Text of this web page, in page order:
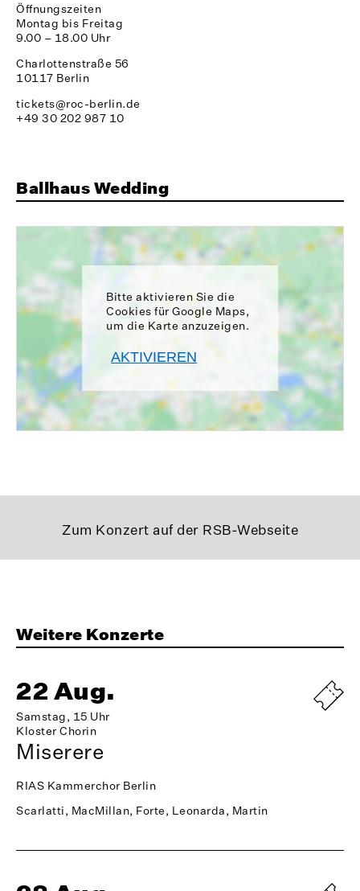
Öffnungszeiten
Montag bis Freitag
9.00 – 18.00 Uhr
Charlottenstraße 56
10117 Berlin
tickets@roc-berlin.de
+49 30 202 987 10
Ballhaus Wedding
Bitte aktivieren Sie die
Cookies für Google Maps,
um die Karte anzuzeigen.
AKTIVIEREN
Zum Konzert auf der RSB-Webseite
Weitere Konzerte
22 Aug.
Samstag, 15 Uhr
Kloster Chorin
Miserere
RIAS Kammerchor Berlin
Scarlatti, MacMillan, Forte, Leonarda, Martin